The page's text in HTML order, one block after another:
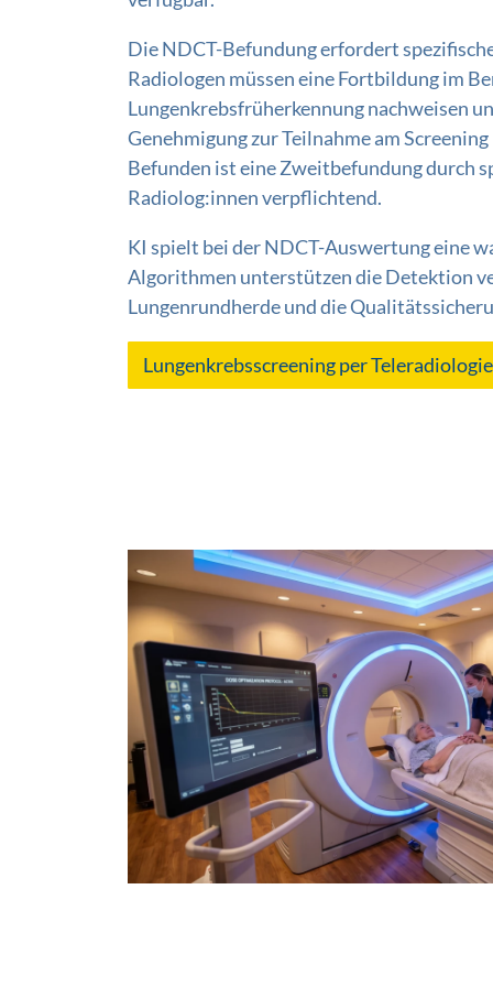
Die NDCT-Befundung erfordert
Radiologen müssen eine Fortbildung im
Lungenkrebsfrüherkennung nachweisen
Genehmigung zur Teilnahme am
Befunden ist eine Zweitbefundung durch
Radiolog:innen verpflichtend.
KI spielt bei der NDCT-Auswertung eine
Algorithmen unterstützen die Detektion
Lungenrundherde und die
Lungenkrebsscreening per Teleradiologie